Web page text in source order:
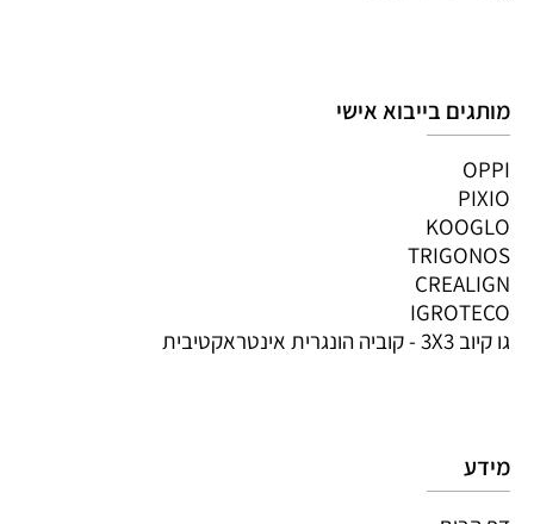
מותגים בייבוא אישי
OPPI
PIXIO
KOOGLO
TRIGONOS
CREALIGN
IGROTECO
גו קיוב 3X3 - קוביה הונגרית אינטראקטיבית
מידע